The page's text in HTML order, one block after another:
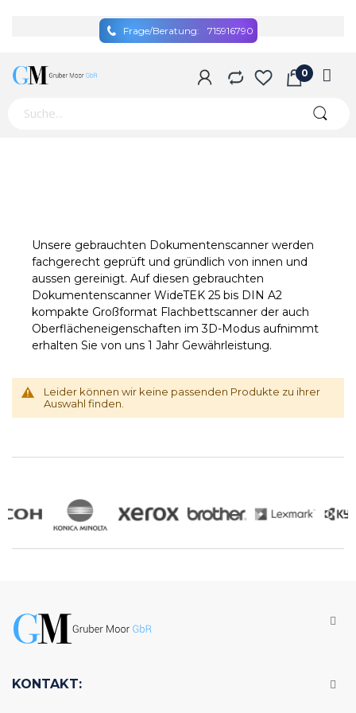
Frage/Beratung: 715916790
Unsere gebrauchten Dokumentenscanner werden
fachgerecht geprüft und gründlich von innen und
aussen gereinigt. Auf diesen gebrauchten
Dokumentenscanner WideTEK 25 bis DIN A2
kompakte Großformat Flachbettscanner der auch
Oberflächeneigenschaften im 3D-Modus aufnimmt
erhalten Sie von uns 1 Jahr Gewährleistung.
Leider können wir keine passenden Produkte zu ihrer
Auswahl finden.
KONTAKT: